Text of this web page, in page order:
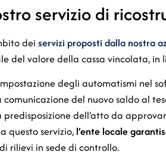
servizio di
dei servizi proposti dalla nostra
del valore della cassa vincolata,
degli automatismi nel
comunicazione del nuovo saldo al
predisposizione dell’atto da
questo servizio, l’ente locale
rilievi in sede di controllo.